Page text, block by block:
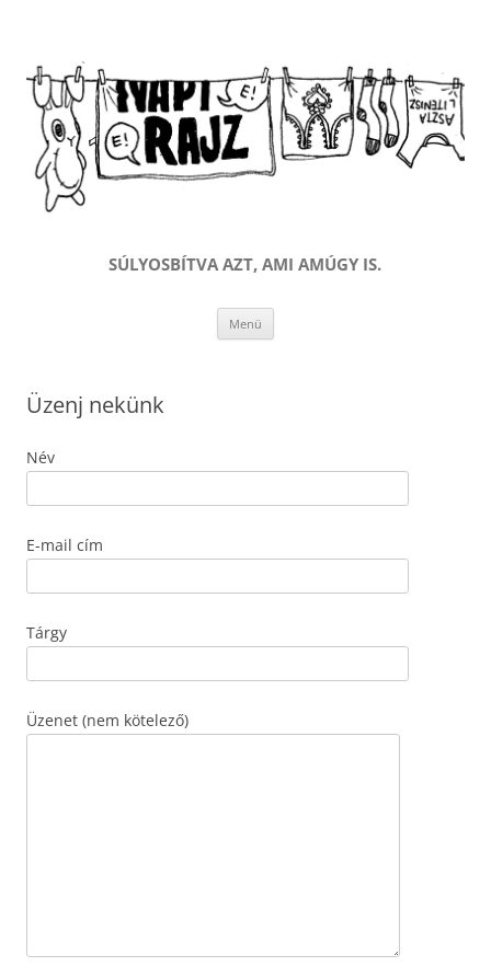
SÚLYOSBÍTVA AZT, AMI AMÚGY IS.
Menü
Üzenj nekünk
Név
E-mail cím
Tárgy
Üzenet (nem kötelező)